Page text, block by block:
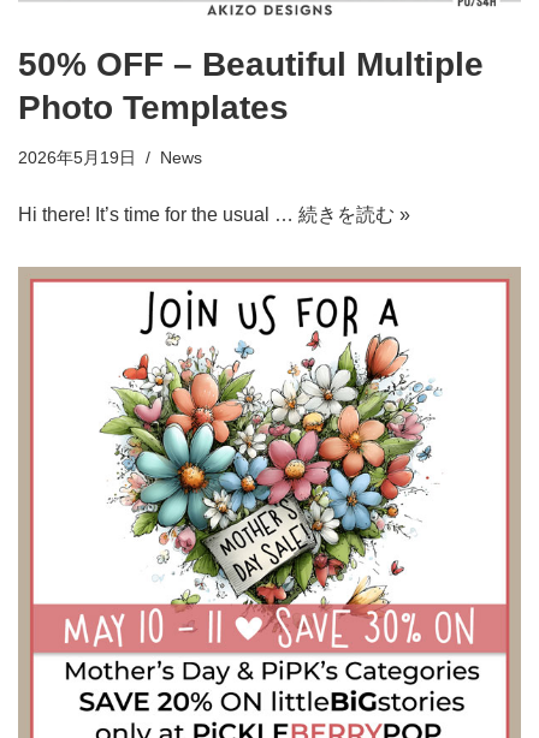
50% OFF – Beautiful Multiple
Photo Templates
2026年5月19日 News
Hi there! It’s time for the usual … 続きを読む »